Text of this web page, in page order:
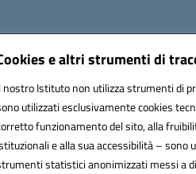
e altri strumenti di
nostro Istituto non utilizza strumenti di
utilizzati esclusivamente cookies
funzionamento del sito, alla
e alla sua accessibilità – sono
statistici anonimizzati messi a
ctic8bl002@pec.istruzione.it